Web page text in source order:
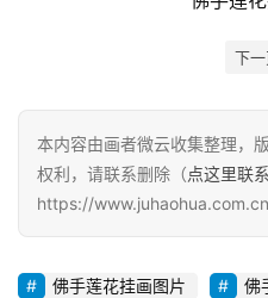
下
本内容由画者微云收集整理，
权利，请联系删除（点这里联系
https://
佛手莲花挂画图片 佛